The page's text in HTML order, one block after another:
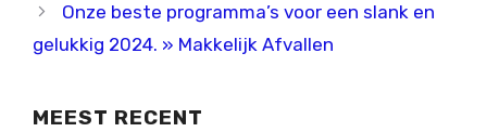
Onze beste programma’s voor een slank en
gelukkig 2024. » Makkelijk Afvallen
MEEST RECENT